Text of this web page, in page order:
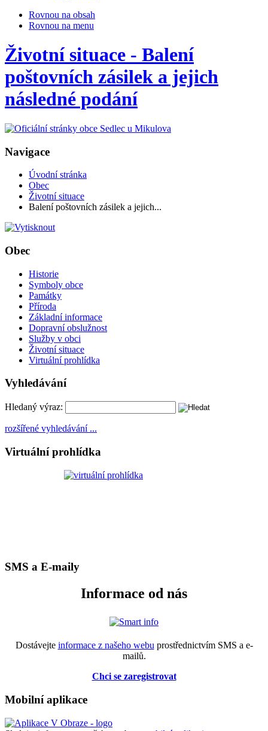
Rovnou na obsah
Rovnou na menu
Životní situace - Balení
poštovních zásilek a jejich
následné podání
Navigace
Úvodní stránka
Obec
Životní situace
Balení poštovních zásilek a jejich...
Obec
Historie
Symboly obce
Památky
Příroda
Základní informace
Dopravní obslužnost
Služby v obci
Životní situace
Virtuální prohlídka
Vyhledávání
Hledaný výraz:
rozšířené vyhledávání ...
Virtuální prohlídka
SMS a E-maily
Informace od nás
Dostávejte informace z našeho webu prostřednictvím SMS a e-
mailů.
Chci se zaregistrovat
Mobilní aplikace